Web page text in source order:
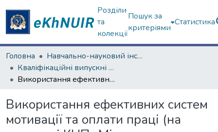
Розділи
та
колекції
Пошук за
критеріями
Статистика
Головна
Навчально-науковий інститут «Українська інженерно-педагогічна академія»
Кваліфікаційні випускні роботи магістрів. Навчально-науковий інститут «Українська інженерно-педагогічна академія»
Використання ефективних систем мотивації та оплати праці (на прикладі КНП «Міська дитяча поліклініка № 16» ХМР)
Використання ефективних систем
мотивації та оплати праці (на